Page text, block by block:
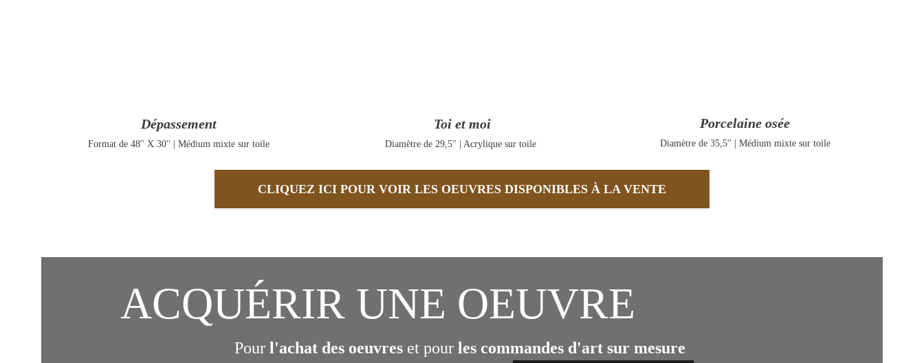
Dépassement
Format de 48'' X 30'' | Médium mixte sur toile
CLIQUEZ ICI POUR VOIR LES OEUVRES DISPONIBLES À LA VENTE
Toi et moi
Diamètre de 29,5'' | Acrylique sur toile
Porcelaine osée
Diamètre de 35,5'' | Médium mixte sur toile
ACQUÉRIR UNE OEUVRE
Pour l'achat des oeuvres et pour les commandes d'art sur mesure